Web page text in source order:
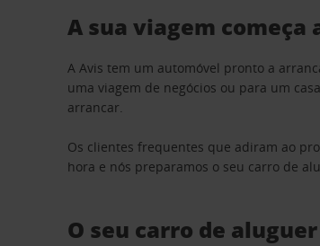
A sua viagem começa
A Avis tem um automóvel pronto a
uma viagem de negócios ou para um
arrancar.
Os clientes frequentes que adiram ao
hora e nós preparamos o seu carro de
O seu carro de